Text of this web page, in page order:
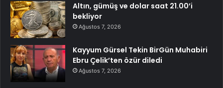
Altın, gümüş ve dolar saat 21.00’i
bekliyor
Ağustos 7, 2026
Kayyum Gürsel Tekin BirGün Muhabiri
Ebru Çelik’ten özür diledi
Ağustos 7, 2026